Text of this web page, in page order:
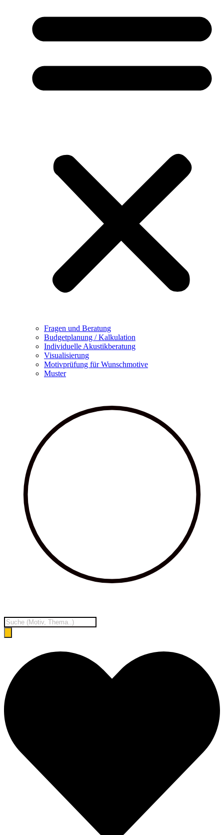
Fragen und Beratung
Budgetplanung / Kalkulation
Individuelle Akustikberatung
Visualisierung
Motivprüfung für Wunschmotive
Muster
Products
search